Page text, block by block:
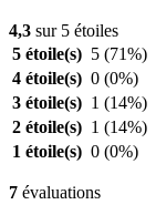
4,3 sur 5 étoiles
5 étoile(s) 5 (71%)
4 étoile(s) 0 (0%)
3 étoile(s) 1 (14%)
2 étoile(s) 1 (14%)
1 étoile(s) 0 (0%)
7 évaluations